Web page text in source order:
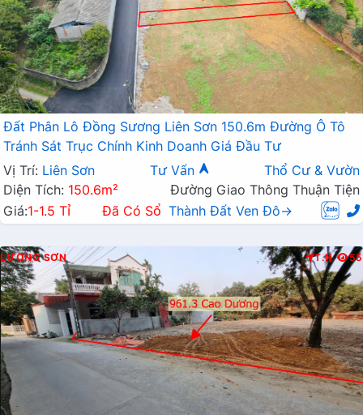
Đất Phân Lô Đồng Sương Liên Sơn 150.6m Đường Ô Tô
Tránh Sát Trục Chính Kinh Doanh Giá Đầu Tư
Vị Trí: Liên Sơn Tư Vấn
Thổ Cư & Vườn
Diện Tích: 150.6m²
Đường Giao Thông Thuận Tiện
Giá:1-1.5 Tỉ Đã Có Sổ Thành Đất Ven Đô→
LƯƠNG SƠN T.N 55